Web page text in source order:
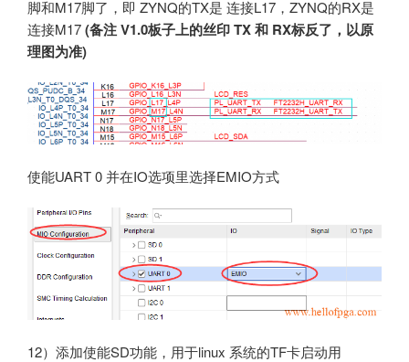
脚和M17脚了，即 ZYNQ的TX是 连接L17，ZYNQ的RX是
连接M17(备注 V1.0板子上的丝印 TX 和 RX标反了，以原
理图为准)
使能UART 0 并在IO选项里选择EMIO方式
12）添加使能SD功能，用于linux 系统的TF卡启动用